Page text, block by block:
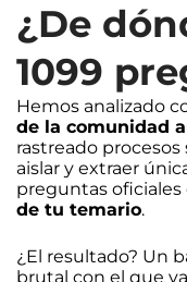
¿De
1099
Hemos analizado
de la comunidad
rastreado
aislar y extraer
preguntas oficiales
de tu temario.
¿El resultado? Un
brutal con el que